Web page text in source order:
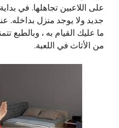
على اللاعبين تجاهلها. في
جديد ولا يوجد منزل بداخله.
ما عليك القيام به ، وبالطبع
من الأثاث في اللعبة.